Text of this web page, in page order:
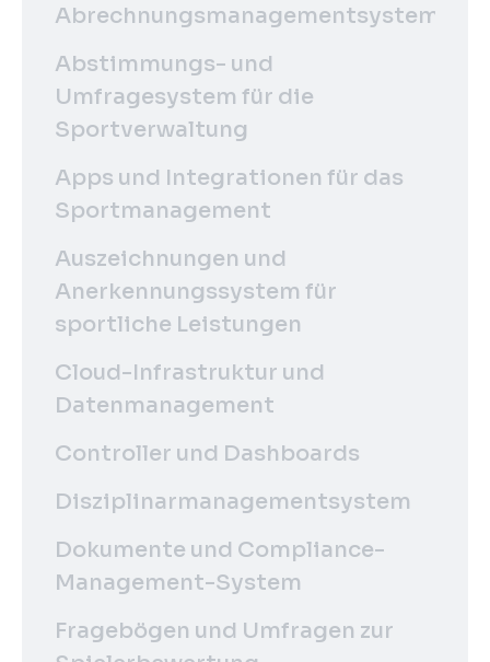
Abrechnungsmanagementsystem
Abstimmungs- und
Umfragesystem für die
Sportverwaltung
Apps und Integrationen für das
Sportmanagement
Auszeichnungen und
Anerkennungssystem für
sportliche Leistungen
Cloud-Infrastruktur und
Datenmanagement
Controller und Dashboards
Disziplinarmanagementsystem
Dokumente und Compliance-
Management-System
Fragebögen und Umfragen zur